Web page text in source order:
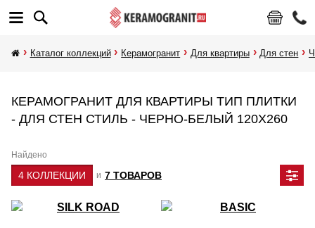
Каталог коллекций Керамогранит Для квартиры Для стен
КЕРАМОГРАНИТ ДЛЯ КВАРТИРЫ ТИП ПЛИТКИ
- ДЛЯ СТЕН СТИЛЬ - ЧЕРНО-БЕЛЫЙ 120Х260
Найдено
4 КОЛЛЕКЦИИ и 7 ТОВАРОВ